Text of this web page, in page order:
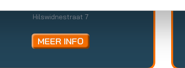
ontwikkeling centraal. Deelnemers
en krijgen de ruimte om zich
op als naast het veld te ontwikkelen.
Hilswidnestraat 7
MEER INFO